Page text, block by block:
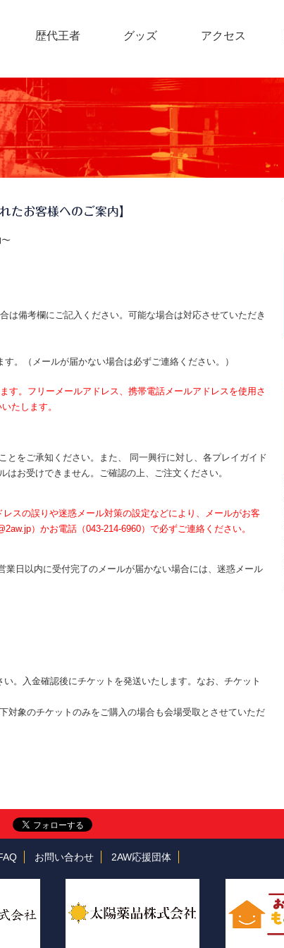
歴代王者 グッズ アクセス
たお客様へのご案内】
備考欄にご記入ください。可能な場合は対応させていただき
。（メールが届かない場合は必ずご連絡ください。）
。フリーメールアドレス、携帯電話メールアドレスを使用さ
たします。
をご承知ください。また、 同一興行に対し、各プレイガイド
お受けできません。ご確認の上、ご注文ください。
スの誤りや迷惑メール対策の設定などにより、メールがお客
）かお電話（043-214-6960）で必ずご連絡ください。
日以内に受付完了のメールが届かない場合には、迷惑メール
。入金確認後にチケットを発送いたします。なお、チケット
象のチケットのみをご購入の場合も会場受取とさせていただ
お問い合わせ 2AW応援団体